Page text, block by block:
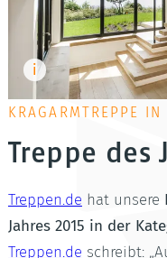
KRAGARMTREPPE
Treppe des
Treppen.de hat unsere
Jahres 2015 in der
Treppen.de schreibt: